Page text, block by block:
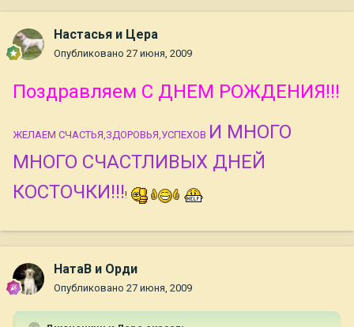
Настасья и Цера
Опубликовано 27 июня, 2009
Поздравляем С ДНЕМ РОЖДЕНИЯ!!!
ЖЕЛАЕМ СЧАСТЬЯ,ЗДОРОВЬЯ,УСПЕХОВ И МНОГО
МНОГО СЧАСТЛИВЫХ ДНЕЙ
КОСТОЧКИ!!!!
НатаВ и Орди
Опубликовано 27 июня, 2009